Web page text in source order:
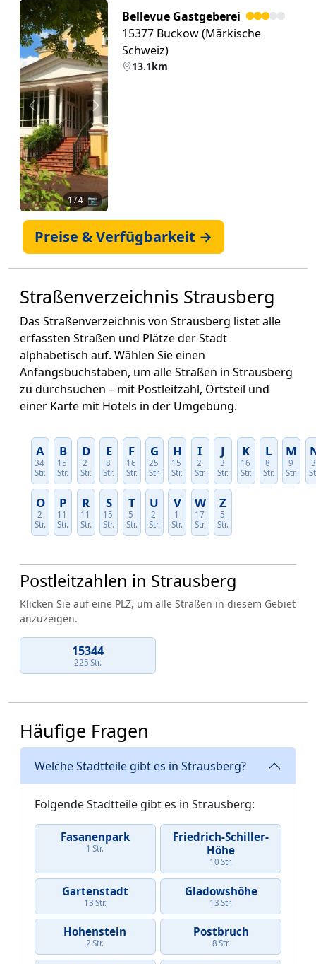
Zurück Weiter
1 / 4 📷
Bellevue Gastgeberei
15377 Buckow (Märkische
Schweiz)
13.1km
Preise & Verfügbarkeit →
Straßenverzeichnis Strausberg
Das Straßenverzeichnis von Strausberg listet alle
erfassten Straßen und Plätze der Stadt
alphabetisch auf. Wählen Sie einen
Anfangsbuchstaben, um alle Straßen in Strausberg
zu durchsuchen – mit Postleitzahl, Ortsteil und
einer Karte mit Hotels in der Umgebung.
A
34
Str.
B
15
Str.
D
2
Str.
E
8
Str.
F
16
Str.
G
25
Str.
H
15
Str.
I
2
Str.
J
3
Str.
K
16
Str.
L
8
Str.
M
9
Str.
O
2
Str.
P
11
Str.
R
11
Str.
S
15
Str.
T
5
Str.
U
2
Str.
V
1
Str.
W
17
Str.
Z
5
Str.
Postleitzahlen in Strausberg
Klicken Sie auf eine PLZ, um alle Straßen in diesem Gebiet
anzuzeigen.
15344
225 Str.
Häufige Fragen
Welche Stadtteile gibt es in Strausberg?
Folgende Stadtteile gibt es in Strausberg:
Fasanenpark
1 Str.
Friedrich-Schiller-
Höhe
10 Str.
Gartenstadt
13 Str.
Gladowshöhe
13 Str.
Hohenstein
2 Str.
Postbruch
8 Str.